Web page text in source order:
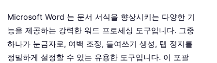
Microsoft Word 는 문서 서식을 향상시키는 다양한 기
능을 제공하는 강력한 워드 프로세싱 도구입니다. 그중
하나가 눈금자로, 여백 조정, 들여쓰기 생성, 탭 정지를
정밀하게 설정할 수 있는 유용한 도구입니다. 이 포괄